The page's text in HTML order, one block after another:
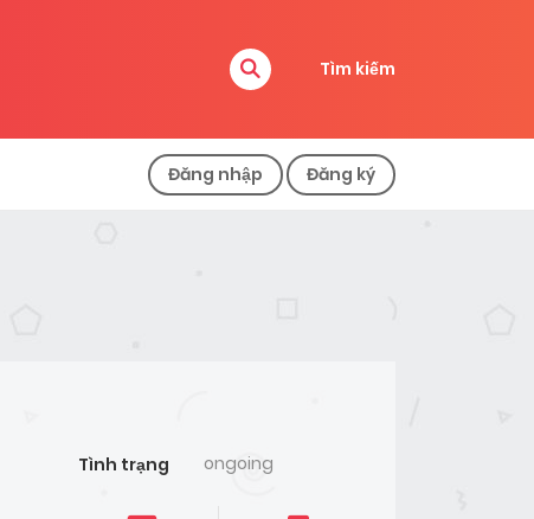
Tìm kiếm
Đăng nhập Đăng ký
Tình trạng ongoing